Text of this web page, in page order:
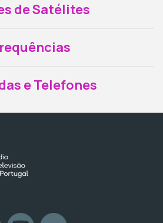
de Satélites
e Telefones